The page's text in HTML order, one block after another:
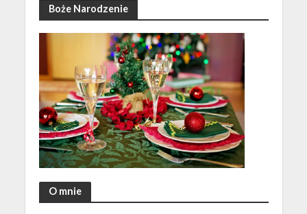
Boże Narodzenie
O mnie